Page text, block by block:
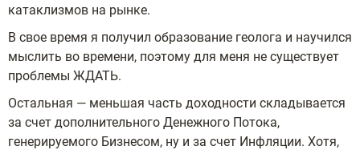
катаклизмов на рынке.
В свое время я получил образование геолога и научился
мыслить во времени, поэтому для меня не существует
проблемы ЖДАТЬ.
Остальная — меньшая часть доходности складывается
за счет дополнительного Денежного Потока,
генерируемого Бизнесом, ну и за счет Инфляции. Хотя,